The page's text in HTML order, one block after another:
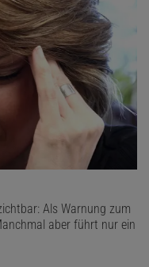
Als Warnung zum
aber führt nur ein